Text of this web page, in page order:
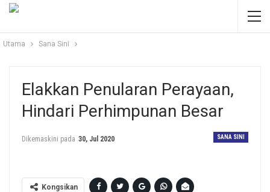
Utama Sana Sini
Elakkan Penularan Perayaan,
Hindari Perhimpunan Besar
SANA SINI
Dikemaskini pada 30, Jul 2020
Kongsikan